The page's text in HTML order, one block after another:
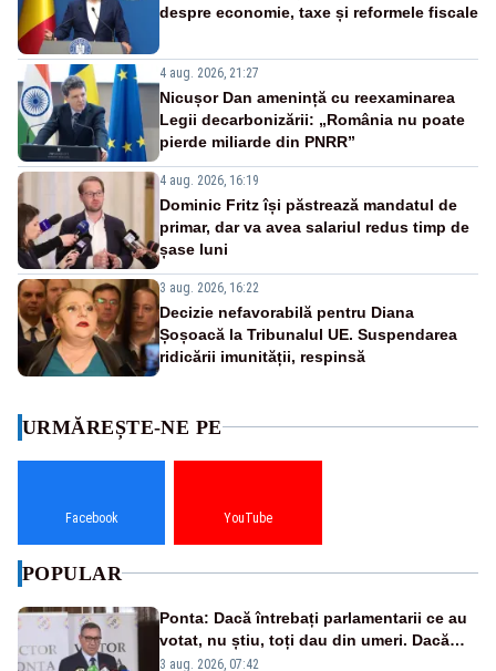
despre economie, taxe și reformele fiscale
4 aug. 2026, 21:27
Nicușor Dan amenință cu reexaminarea
Legii decarbonizării: „România nu poate
pierde miliarde din PNRR”
4 aug. 2026, 16:19
Dominic Fritz își păstrează mandatul de
primar, dar va avea salariul redus timp de
șase luni
3 aug. 2026, 16:22
Decizie nefavorabilă pentru Diana
Șoșoacă la Tribunalul UE. Suspendarea
ridicării imunității, respinsă
URMĂREȘTE-NE PE
Facebook YouTube
POPULAR
Ponta: Dacă întrebați parlamentarii ce au
votat, nu știu, toți dau din umeri. Dacă
întrebi de ce au votat pro sau contra, o să
3 aug. 2026, 07:42